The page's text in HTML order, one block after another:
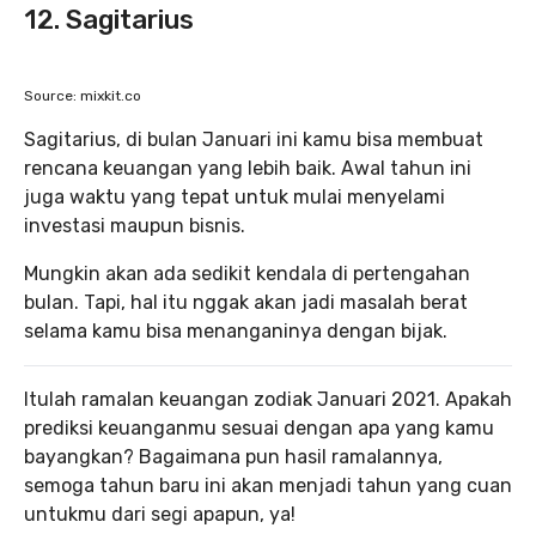
12. Sagitarius
Source: mixkit.co
Sagitarius, di bulan Januari ini kamu bisa membuat
rencana keuangan yang lebih baik. Awal tahun ini
juga waktu yang tepat untuk mulai menyelami
investasi maupun bisnis.
Mungkin akan ada sedikit kendala di pertengahan
bulan. Tapi, hal itu nggak akan jadi masalah berat
selama kamu bisa menanganinya dengan bijak.
Itulah ramalan keuangan zodiak Januari 2021. Apakah
prediksi keuanganmu sesuai dengan apa yang kamu
bayangkan? Bagaimana pun hasil ramalannya,
semoga tahun baru ini akan menjadi tahun yang cuan
untukmu dari segi apapun, ya!